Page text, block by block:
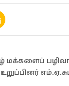
மக்களைப்